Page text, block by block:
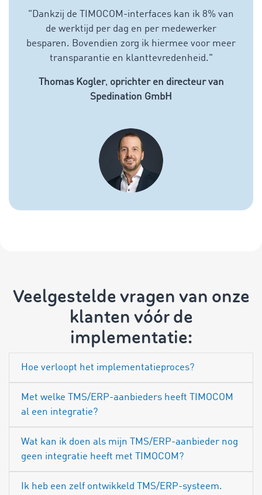
" Dankzij de TIMOCOM-interfaces kan ik 8% van
de werktijd per dag en per medewerker
besparen. Bovendien zorg ik hiermee voor meer
transparantie en klanttevredenheid."
Thomas Kogler, oprichter en directeur van
Spedination GmbH
Veelgestelde vragen van onze
klanten vóór de
implementatie:
Hoe verloopt het implementatieproces?
Met welke TMS/ERP-aanbieders heeft TIMOCOM
al een integratie?
Wat kan ik doen als mijn TMS/ERP-aanbieder nog
geen integratie heeft met TIMOCOM?
Ik heb een zelf ontwikkeld TMS/ERP-systeem.